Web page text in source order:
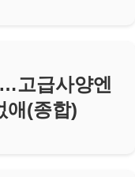
고급사양엔
애(종합)